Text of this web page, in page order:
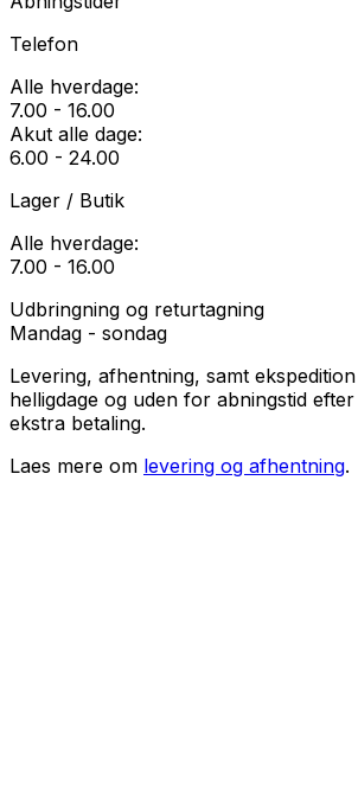
Telefon
Alle hverdage:
7.00 - 16.00
Akut alle dage:
6.00 - 24.00
Lager / Butik
Alle hverdage:
7.00 - 16.00
Udbringning og returtagning
Mandag - sondag
Levering, afhentning, samt
helligdage og uden for abningstid
ekstra betaling.
Laes mere om levering og afhentning.